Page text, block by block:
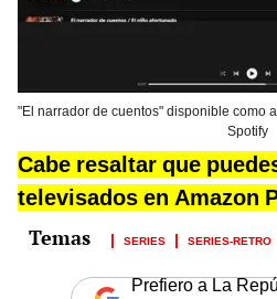
"El narrador de cuentos" disponible como
Spotify
Cabe resaltar que
televisados en Amazon
SERIES SERIES-RETRO
Prefiero a La